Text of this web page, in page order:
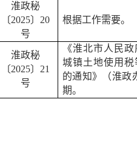
淮政秘
〔2025〕 20
号
根据工作需要。
淮政秘
〔2025〕 21
号
《淮北市人民
城镇土地使用
的通知》（淮政
期。